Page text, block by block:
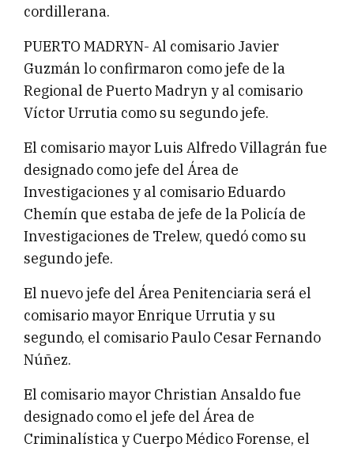
cordillerana.
PUERTO MADRYN- Al comisario Javier
Guzmán lo confirmaron como jefe de la
Regional de Puerto Madryn y al comisario
Víctor Urrutia como su segundo jefe.
El comisario mayor Luis Alfredo Villagrán fue
designado como jefe del Área de
Investigaciones y al comisario Eduardo
Chemín que estaba de jefe de la Policía de
Investigaciones de Trelew, quedó como su
segundo jefe.
El nuevo jefe del Área Penitenciaria será el
comisario mayor Enrique Urrutia y su
segundo, el comisario Paulo Cesar Fernando
Núñez.
El comisario mayor Christian Ansaldo fue
designado como el jefe del Área de
Criminalística y Cuerpo Médico Forense, el